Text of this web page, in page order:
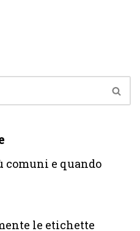
comuni e quando
le etichette